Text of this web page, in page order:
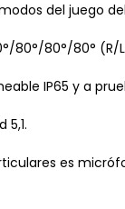
del juego
80°/80°/80° (R/
IP65 y a
5,1.
es